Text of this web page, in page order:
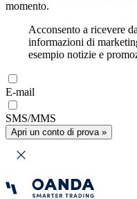
momento.
Acconsento a ricevere
informazioni di
esempio notizie e
E-mail
SMS/MMS
Apri un conto di prova »